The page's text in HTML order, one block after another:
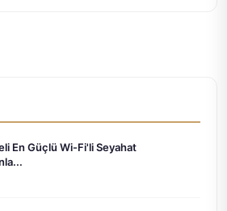
En Güçlü Wi-Fi'li Seyahat